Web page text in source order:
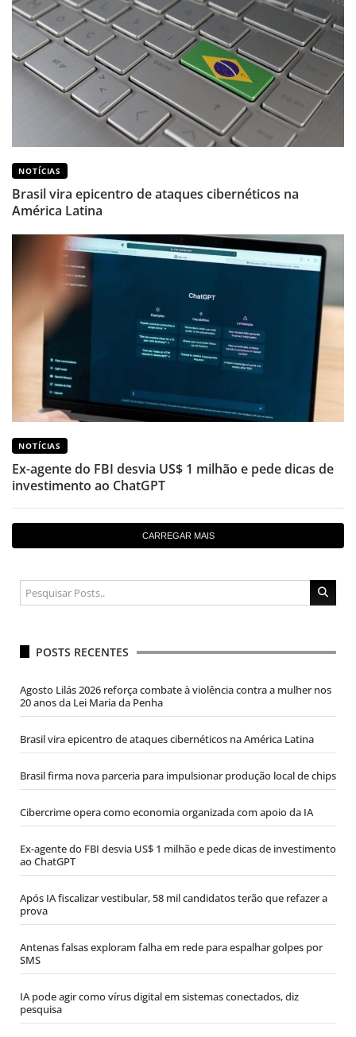
NOTÍCIAS
Brasil vira epicentro de ataques cibernéticos na
América Latina
NOTÍCIAS
Ex-agente do FBI desvia US$ 1 milhão e pede dicas de
investimento ao ChatGPT
CARREGAR MAIS
POSTS RECENTES
Agosto Lilás 2026 reforça combate à violência contra a mulher nos
20 anos da Lei Maria da Penha
Brasil vira epicentro de ataques cibernéticos na América Latina
Brasil firma nova parceria para impulsionar produção local de chips
Cibercrime opera como economia organizada com apoio da IA
Ex-agente do FBI desvia US$ 1 milhão e pede dicas de investimento
ao ChatGPT
Após IA fiscalizar vestibular, 58 mil candidatos terão que refazer a
prova
Antenas falsas exploram falha em rede para espalhar golpes por
SMS
IA pode agir como vírus digital em sistemas conectados, diz
pesquisa